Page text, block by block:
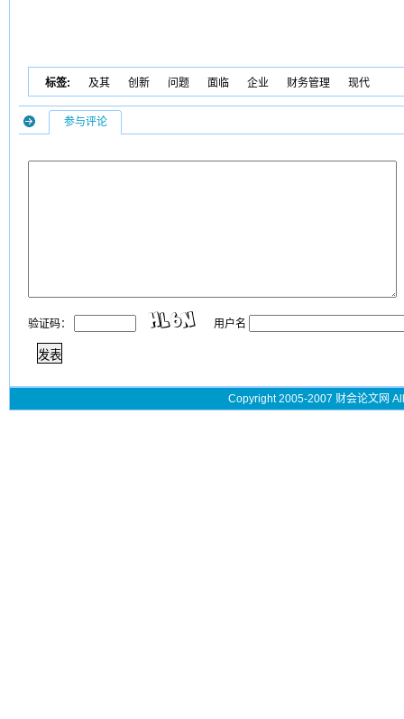
标签: 及其 创新 问题 面临 企业 财务管理 现代
参与评论
验证码： 用户名
Copyright 2005-2007 财会论文网